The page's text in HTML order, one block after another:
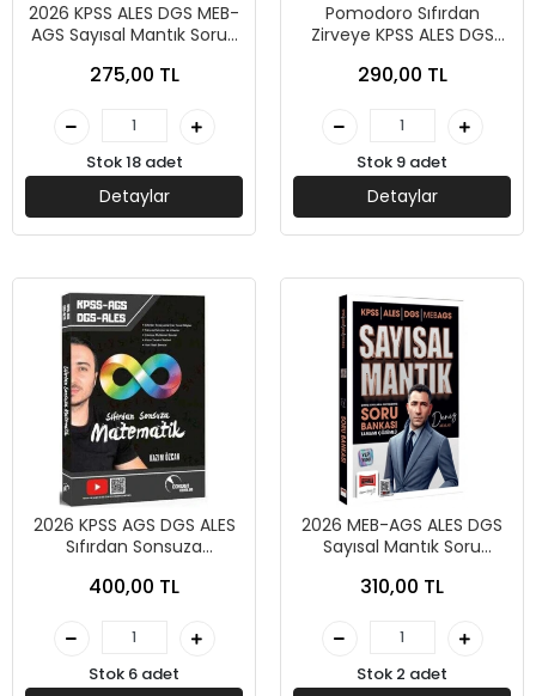
2026 KPSS ALES DGS MEB-
AGS Sayısal Mantık Soru-
275,00 TL
Stok 18 adet
Detaylar
Pomodoro Sıfırdan
Zirveye KPSS ALES DGS
Matematik Canlı Ders
Yayınevi
290,00 TL
Stok 9 adet
Detaylar
2026 KPSS AGS DGS ALES
Sıfırdan Sonsuza
Yayınları
400,00 TL
Stok 6 adet
2026 MEB-AGS ALES DGS
Sayısal Mantık Soru
310,00 TL
Stok 2 adet